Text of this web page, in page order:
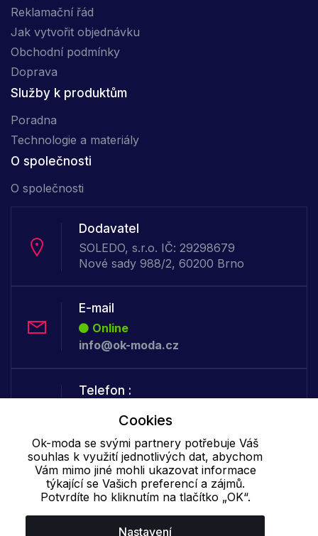
Reklamační řád
Jak vytvořit objednávku
Obchodní podmínky
Doprava
Služby k produktům
Poradna
Technologie a materiály
O společnosti
O společnosti
Dodavatel
SOLEDO, s.r.o. IČ: 29298679
Nové sady 988/2, 60200 Brno
E-mail
Online
info@ok-moda.cz
Telefon :
+420 702 000 160
Cookie - podrobné nastavení| Další informace|Ochrana osobních
Cookies
Ok-moda se svými partnery potřebuje Váš
souhlas k využití jednotlivých dat, abychom
Vám mimo jiné mohli ukazovat informace
týkající se Vašich preferencí a zájmů.
Potvrdíte ho kliknutím na tlačítko „OK“.
Nastavení